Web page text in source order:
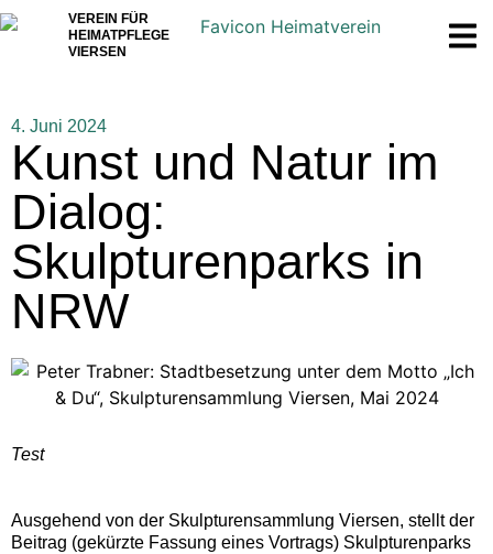
VEREIN FÜR
HEIMATPFLEGE
VIERSEN
4. Juni 2024
Kunst und Natur im
Dialog:
Skulpturenparks in
NRW
Test
Ausgehend von der Skulpturensammlung Viersen, stellt der
Beitrag (gekürzte Fassung eines Vortrags) Skulpturenparks